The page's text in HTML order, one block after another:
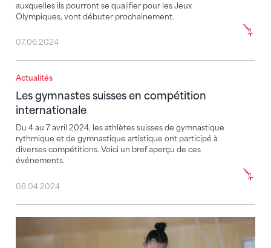
auxquelles ils pourront se qualifier pour les Jeux
Olympiques, vont débuter prochainement.
07.06.2024
Actualités
Les gymnastes suisses en compétition
internationale
Du 4 au 7 avril 2024, les athlètes suisses de gymnastique
rythmique et de gymnastique artistique ont participé à
diverses compétitions. Voici un bref aperçu de ces
événements.
Les gymnastes suisses en compétition internationale
08.04.2024
Les concours de sélection pour les CE sont terminés